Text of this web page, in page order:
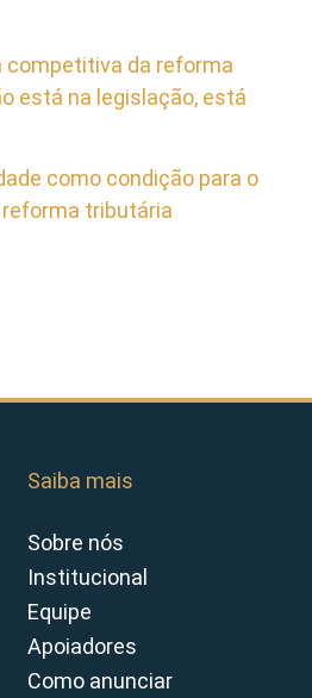
competitiva da reforma
está na legislação, está
como condição para o
tributária
Saiba mais
Sobre nós
Institucional
Equipe
Apoiadores
Como anunciar